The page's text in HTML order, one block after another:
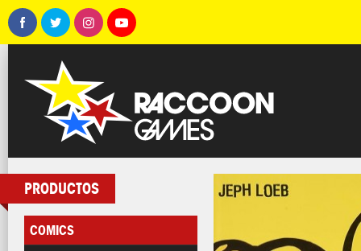
PRODUCTOS
COMICS